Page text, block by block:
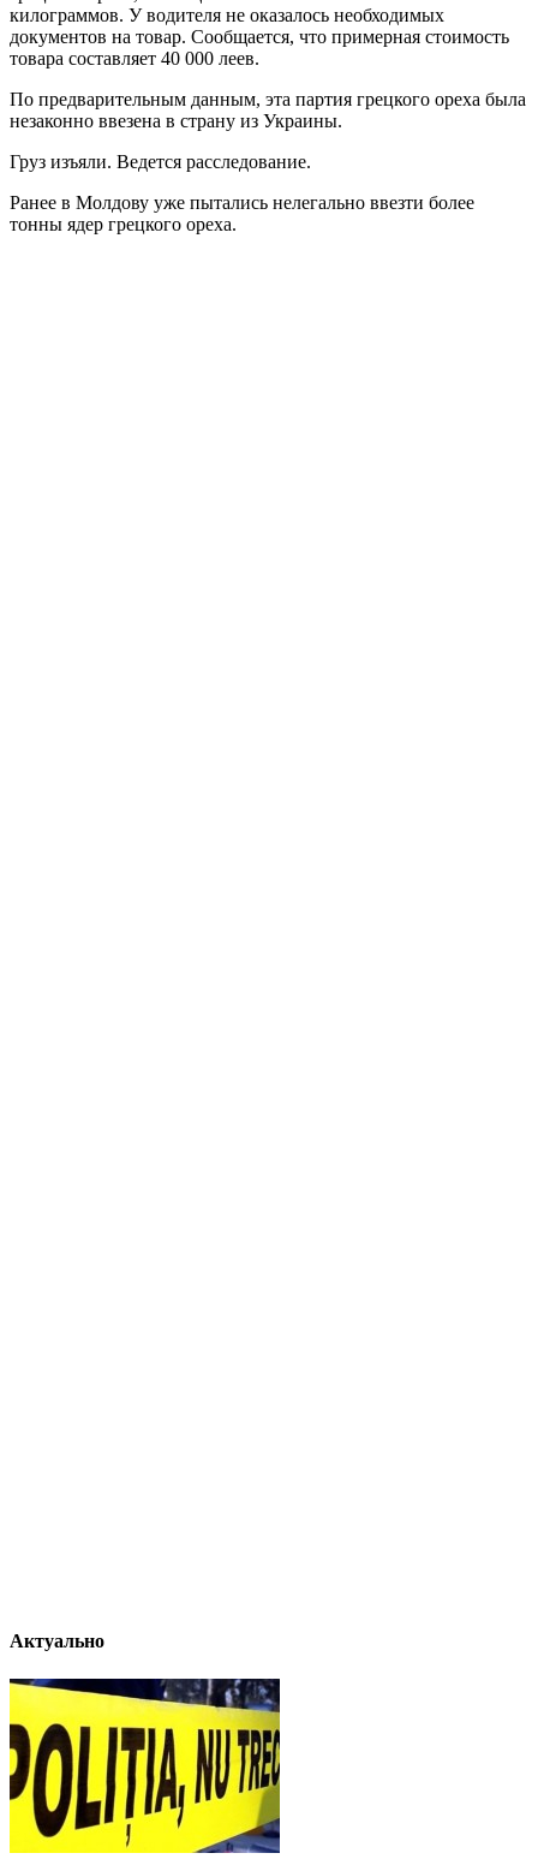
килограммов. У водителя не оказалось необходимых
документов на товар. Сообщается, что примерная стоимость
товара составляет 40 000 леев.
По предварительным данным, эта партия грецкого ореха была
незаконно ввезена в страну из Украины.
Груз изъяли. Ведется расследование.
Ранее в Молдову уже пытались нелегально ввезти более
тонны ядер грецкого ореха.
Актуально